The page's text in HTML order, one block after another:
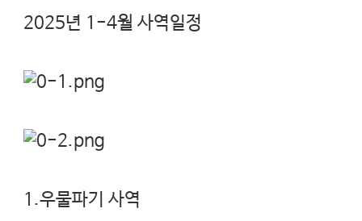
2025년 1-4월 사역일정
1.우물파기 사역